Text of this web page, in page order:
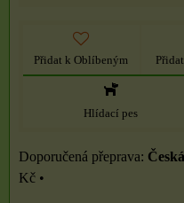
Přidat k Oblíbeným
Hlídací pes
Kč •